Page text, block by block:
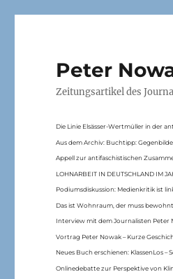
Peter
Zeitungsartikel des
Die Linie Elsässer-Wertmüller in der
Aus dem Archiv: Buchtipp:
Appell zur antifaschistischen
LOHNARBEIT IN DEUTSCHLAND IM
Podiumsdiskussion: Medienkritik ist
Das ist Wohnraum, der muss
Interview mit dem Journalisten Peter
Vortrag Peter Nowak – Kurze
Neues Buch erschienen: KlassenLos
Onlinedebatte zur Perspektive von